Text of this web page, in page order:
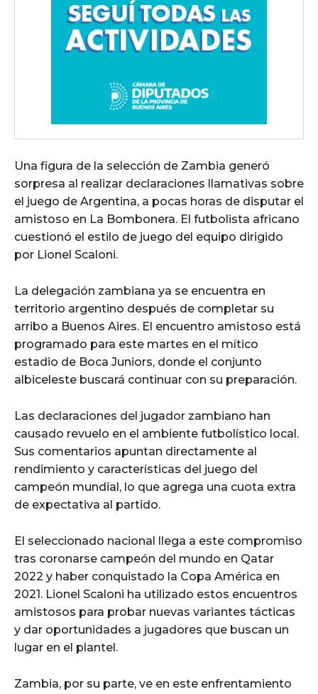
Una figura de la selección de Zambia generó
sorpresa al realizar declaraciones llamativas sobre
el juego de Argentina, a pocas horas de disputar el
amistoso en La Bombonera. El futbolista africano
cuestionó el estilo de juego del equipo dirigido
por Lionel Scaloni.
La delegación zambiana ya se encuentra en
territorio argentino después de completar su
arribo a Buenos Aires. El encuentro amistoso está
programado para este martes en el mítico
estadio de Boca Juniors, donde el conjunto
albiceleste buscará continuar con su preparación.
Las declaraciones del jugador zambiano han
causado revuelo en el ambiente futbolístico local.
Sus comentarios apuntan directamente al
rendimiento y características del juego del
campeón mundial, lo que agrega una cuota extra
de expectativa al partido.
El seleccionado nacional llega a este compromiso
tras coronarse campeón del mundo en Qatar
2022 y haber conquistado la Copa América en
2021. Lionel Scaloni ha utilizado estos encuentros
amistosos para probar nuevas variantes tácticas
y dar oportunidades a jugadores que buscan un
lugar en el plantel.
Zambia, por su parte, ve en este enfrentamiento